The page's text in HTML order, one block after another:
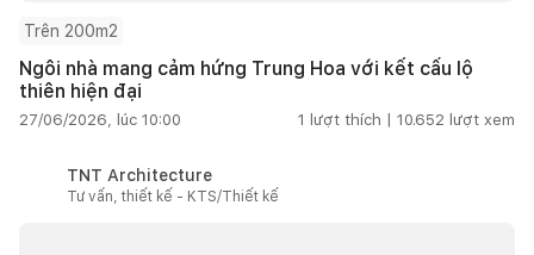
Trên 200m2
Ngôi nhà mang cảm hứng Trung Hoa với kết cấu lộ
thiên hiện đại
27/06/2026, lúc 10:00 1 lượt thích | 10.652 lượt xem
TNT Architecture
Tư vấn, thiết kế - KTS/Thiết kế